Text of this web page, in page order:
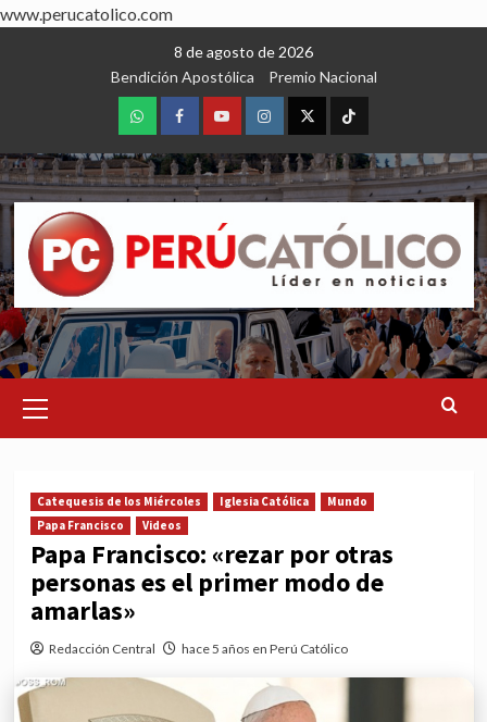
www.perucatolico.com
8 de agosto de 2026
Bendición Apostólica
Premio Nacional
WhatsAppFacebookYoutubeInstagram
X TikTok
Menu
Catequesis de los Miércoles Iglesia Católica
Mundo
Papa Francisco
Videos
Papa Francisco: «rezar por otras
personas es el primer modo de
amarlas»
Redacción Central hace 5 años en Perú Católico